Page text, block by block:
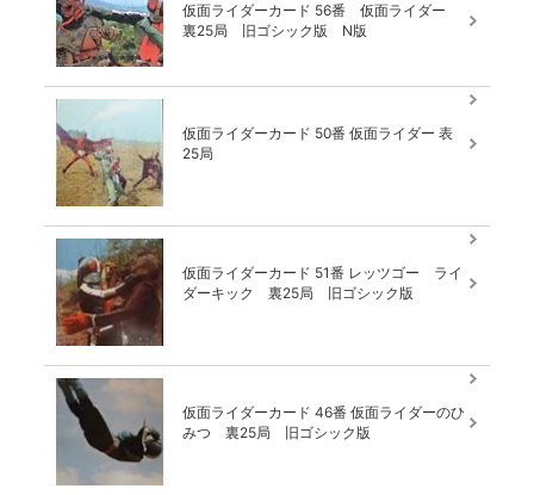
仮面ライダーカード 56番 仮面ライダー
裏25局 旧ゴシック版 N版
仮面ライダーカード 50番 仮面ライダー 表
25局
仮面ライダーカード 51番 レッツゴー ライ
ダーキック 裏25局 旧ゴシック版
仮面ライダーカード 46番 仮面ライダーのひ
みつ 裏25局 旧ゴシック版